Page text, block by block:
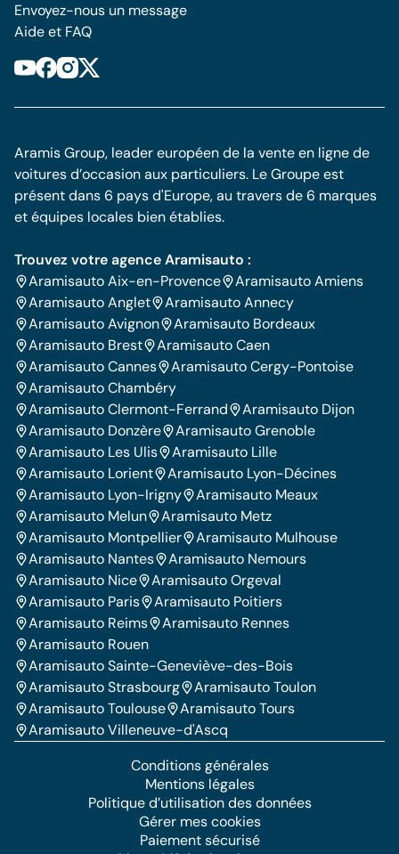
Envoyez-nous un message
Aide et FAQ
Aramis Group, leader européen de la vente en ligne de
voitures d’occasion aux particuliers. Le Groupe est
présent dans 6 pays d'Europe, au travers de 6 marques
et équipes locales bien établies.
Trouvez votre agence Aramisauto :
Aramisauto Aix-en-Provence
Aramisauto Amiens
Aramisauto Anglet
Aramisauto Annecy
Aramisauto Avignon
Aramisauto Bordeaux
Aramisauto Brest
Aramisauto Caen
Aramisauto Cannes
Aramisauto Cergy-Pontoise
Aramisauto Chambéry
Aramisauto Clermont-Ferrand
Aramisauto Dijon
Aramisauto Donzère
Aramisauto Grenoble
Aramisauto Les Ulis
Aramisauto Lille
Aramisauto Lorient
Aramisauto Lyon-Décines
Aramisauto Lyon-Irigny
Aramisauto Meaux
Aramisauto Melun
Aramisauto Metz
Aramisauto Montpellier
Aramisauto Mulhouse
Aramisauto Nantes
Aramisauto Nemours
Aramisauto Nice
Aramisauto Orgeval
Aramisauto Paris
Aramisauto Poitiers
Aramisauto Reims
Aramisauto Rennes
Aramisauto Rouen
Aramisauto Sainte-Geneviève-des-Bois
Aramisauto Strasbourg
Aramisauto Toulon
Aramisauto Toulouse
Aramisauto Tours
Aramisauto Villeneuve-d'Ascq
Conditions générales
Mentions légales
Politique d’utilisation des données
Gérer mes cookies
Paiement sécurisé